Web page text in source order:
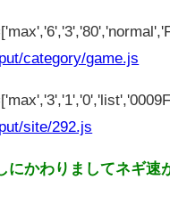
category/game.js
site/292.js
にかわりましてネギ速